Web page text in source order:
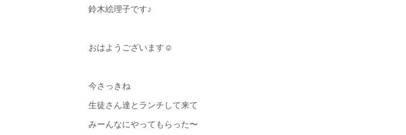
鈴木絵理子です♪
おはようございます☺︎
今さっきね
生徒さん達とランチして来て
みーんなにやってもらった〜